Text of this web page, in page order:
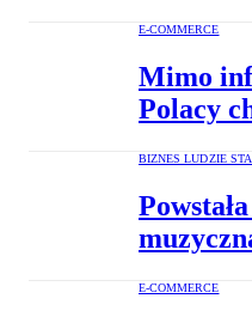
E-COMMERCE
Mimo
Polacy
BIZNES LUDZIE
E-COMMERCE